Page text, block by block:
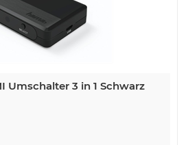
Umschalter 3 in 1 Schwarz